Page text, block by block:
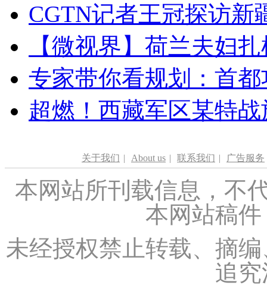
CGTN记者王冠探访新
【微视界】荷兰夫妇
专家带你看规划：首
超燃！西藏军区某特
关于我们 | About us | 联系我们 | 广告服务
本网站所刊载信息，不
本网站稿
未经授权禁止转载、摘
追